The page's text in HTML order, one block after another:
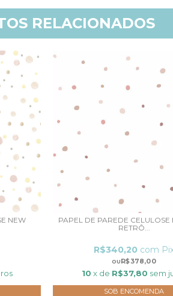
RELACIONADOS
NEW
PAPEL DE PAREDE CELULOSE
RETRÔ...
R$378,00
R$340,20 com
10 x de R$37,80 sem
SOB ENCOMENDA